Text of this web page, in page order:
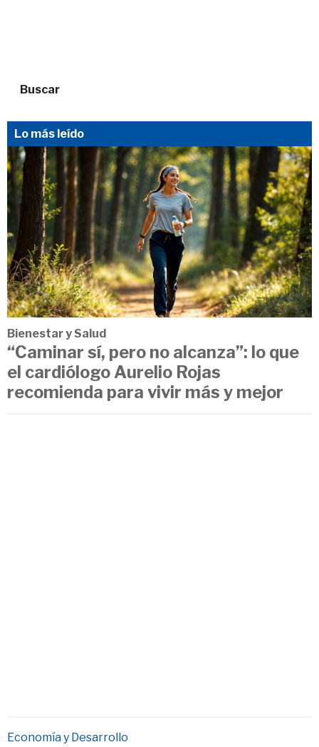
Buscar
Lo más leído
Bienestar y Salud
“Caminar sí, pero no alcanza”: lo que
el cardiólogo Aurelio Rojas
recomienda para vivir más y mejor
Economía y Desarrollo